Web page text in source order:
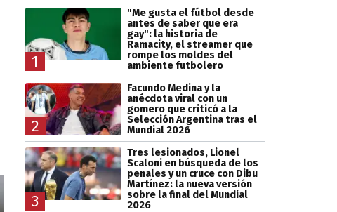
1
"Me gusta el fútbol desde
antes de saber que era
gay": la historia de
Ramacity, el streamer que
rompe los moldes del
ambiente futbolero
2
Facundo Medina y la
anécdota viral con un
gomero que criticó a la
Selección Argentina tras el
Mundial 2026
3
Tres lesionados, Lionel
Scaloni en búsqueda de los
penales y un cruce con Dibu
Martínez: la nueva versión
sobre la final del Mundial
2026